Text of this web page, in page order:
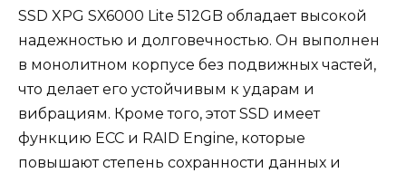
SSD XPG SX6000 Lite 512GB обладает высокой
надежностью и долговечностью. Он выполнен
в монолитном корпусе без подвижных частей,
что делает его устойчивым к ударам и
вибрациям. Кроме того, этот SSD имеет
функцию ECC и RAID Engine, которые
повышают степень сохранности данных и